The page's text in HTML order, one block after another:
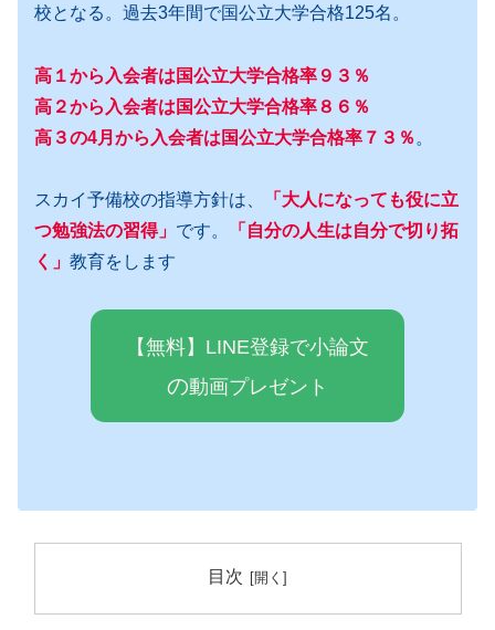
校となる。過去3年間で国公立大学合格125名。
高１から入会者は国公立大学合格率９３％
高２から入会者は国公立大学合格率８６％
高３の4月から入会者は国公立大学合格率７３％ 。
スカイ予備校の指導方針は、
「大人になっても役に立
つ勉強法の習得」 です。
「自分の人生は自分で切り拓
く」 教育をします
【無料】LINE登録で小論文
の動画プレゼン ト
目次